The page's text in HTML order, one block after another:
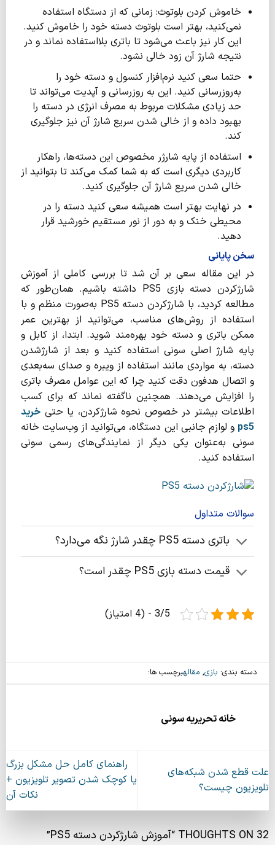
خاموش کردن بلوتوث: زمانی که از دستگاه استفاده
نمی‌کنید، بهتر است بلوتوث دسته خود را خاموش کنید.
این کار نیز باعث می‌شود تا باتری بلااستفاده نماند و در
نتیجه شارژ آن زود خالی نشود.
حتما سعی کنید نرم‌افزار کنسول و دسته خود را
به‌روزرسانی کنید. این به روزرسانی و آپدیت می‌تواند تا
حد زیادی مشکلات مربوط به مصرف انرژی در دسته را
بهبود داده و از خالی شدن سریع شارژ آن نیز جلوگیری
کند.
استفاده از پایه شارژر مخصوص این دسته‌ها، راهکار
کاربردی دیگری است که به شما کمک می‌کند تا بتوانید از
خالی شدن سریع شارژ آن جلوگیری کنید.
در نهایت بهتر است همیشه سعی کنید دسته را در
محیطی خنک و به دور از نور مستقیم خورشید قرار
دهید.
سخن پایانی
در این مقاله سعی بر آن شد تا بررسی کاملی از آموزش
شارژکردن دسته بازی PS5 داشته باشیم. همان‌طور که
مطالعه کردید، با شارژکردن دسته PS5 به‌صورت منظم و با
استفاده از روش‌های مناسب، می‌توانید از بهترین عمر
ممکن باتری و دسته خود بهره‌مند شوید. ابتدا، از کابل و
پایه شارژ اصلی سونی استفاده کنید و بعد از شارژشدن
دسته، به مواردی مانند استفاده از ویبره و صدای سه‌بعدی
و اتصال هدفون دقت کنید چرا که این عوامل مصرف باتری
را افزایش می‌دهند. همچنین ناگفته نماند که برای کسب
اطلاعات بیشتر در خصوص نحوه شارژکردن، یا حتی خرید
ps5 و لوازم جانبی این دستگاه، می‌توانید از وب‌سایت خانه
سونی به‌عنوان یکی دیگر از نمایندگی‌های رسمی سونی
استفاده کنید.
سوالات متداول
باتری دسته PS5 چقدر شارژ نگه می‌دارد؟
قیمت دسته بازی PS5 چقدر است؟
3/5 - (4 امتیاز)
دسته بندی: بازی, مقالهبرچسب ها:
خانه تحریریه سونی
علت قطع شدن شبکه‌های
تلویزیون چیست؟
راهنمای کامل حل مشکل بزرگ
یا کوچک شدن تصویر تلویزیون +
نکات آن
32 THOUGHTS ON “ آموزش شارژکردن دسته PS5 ”